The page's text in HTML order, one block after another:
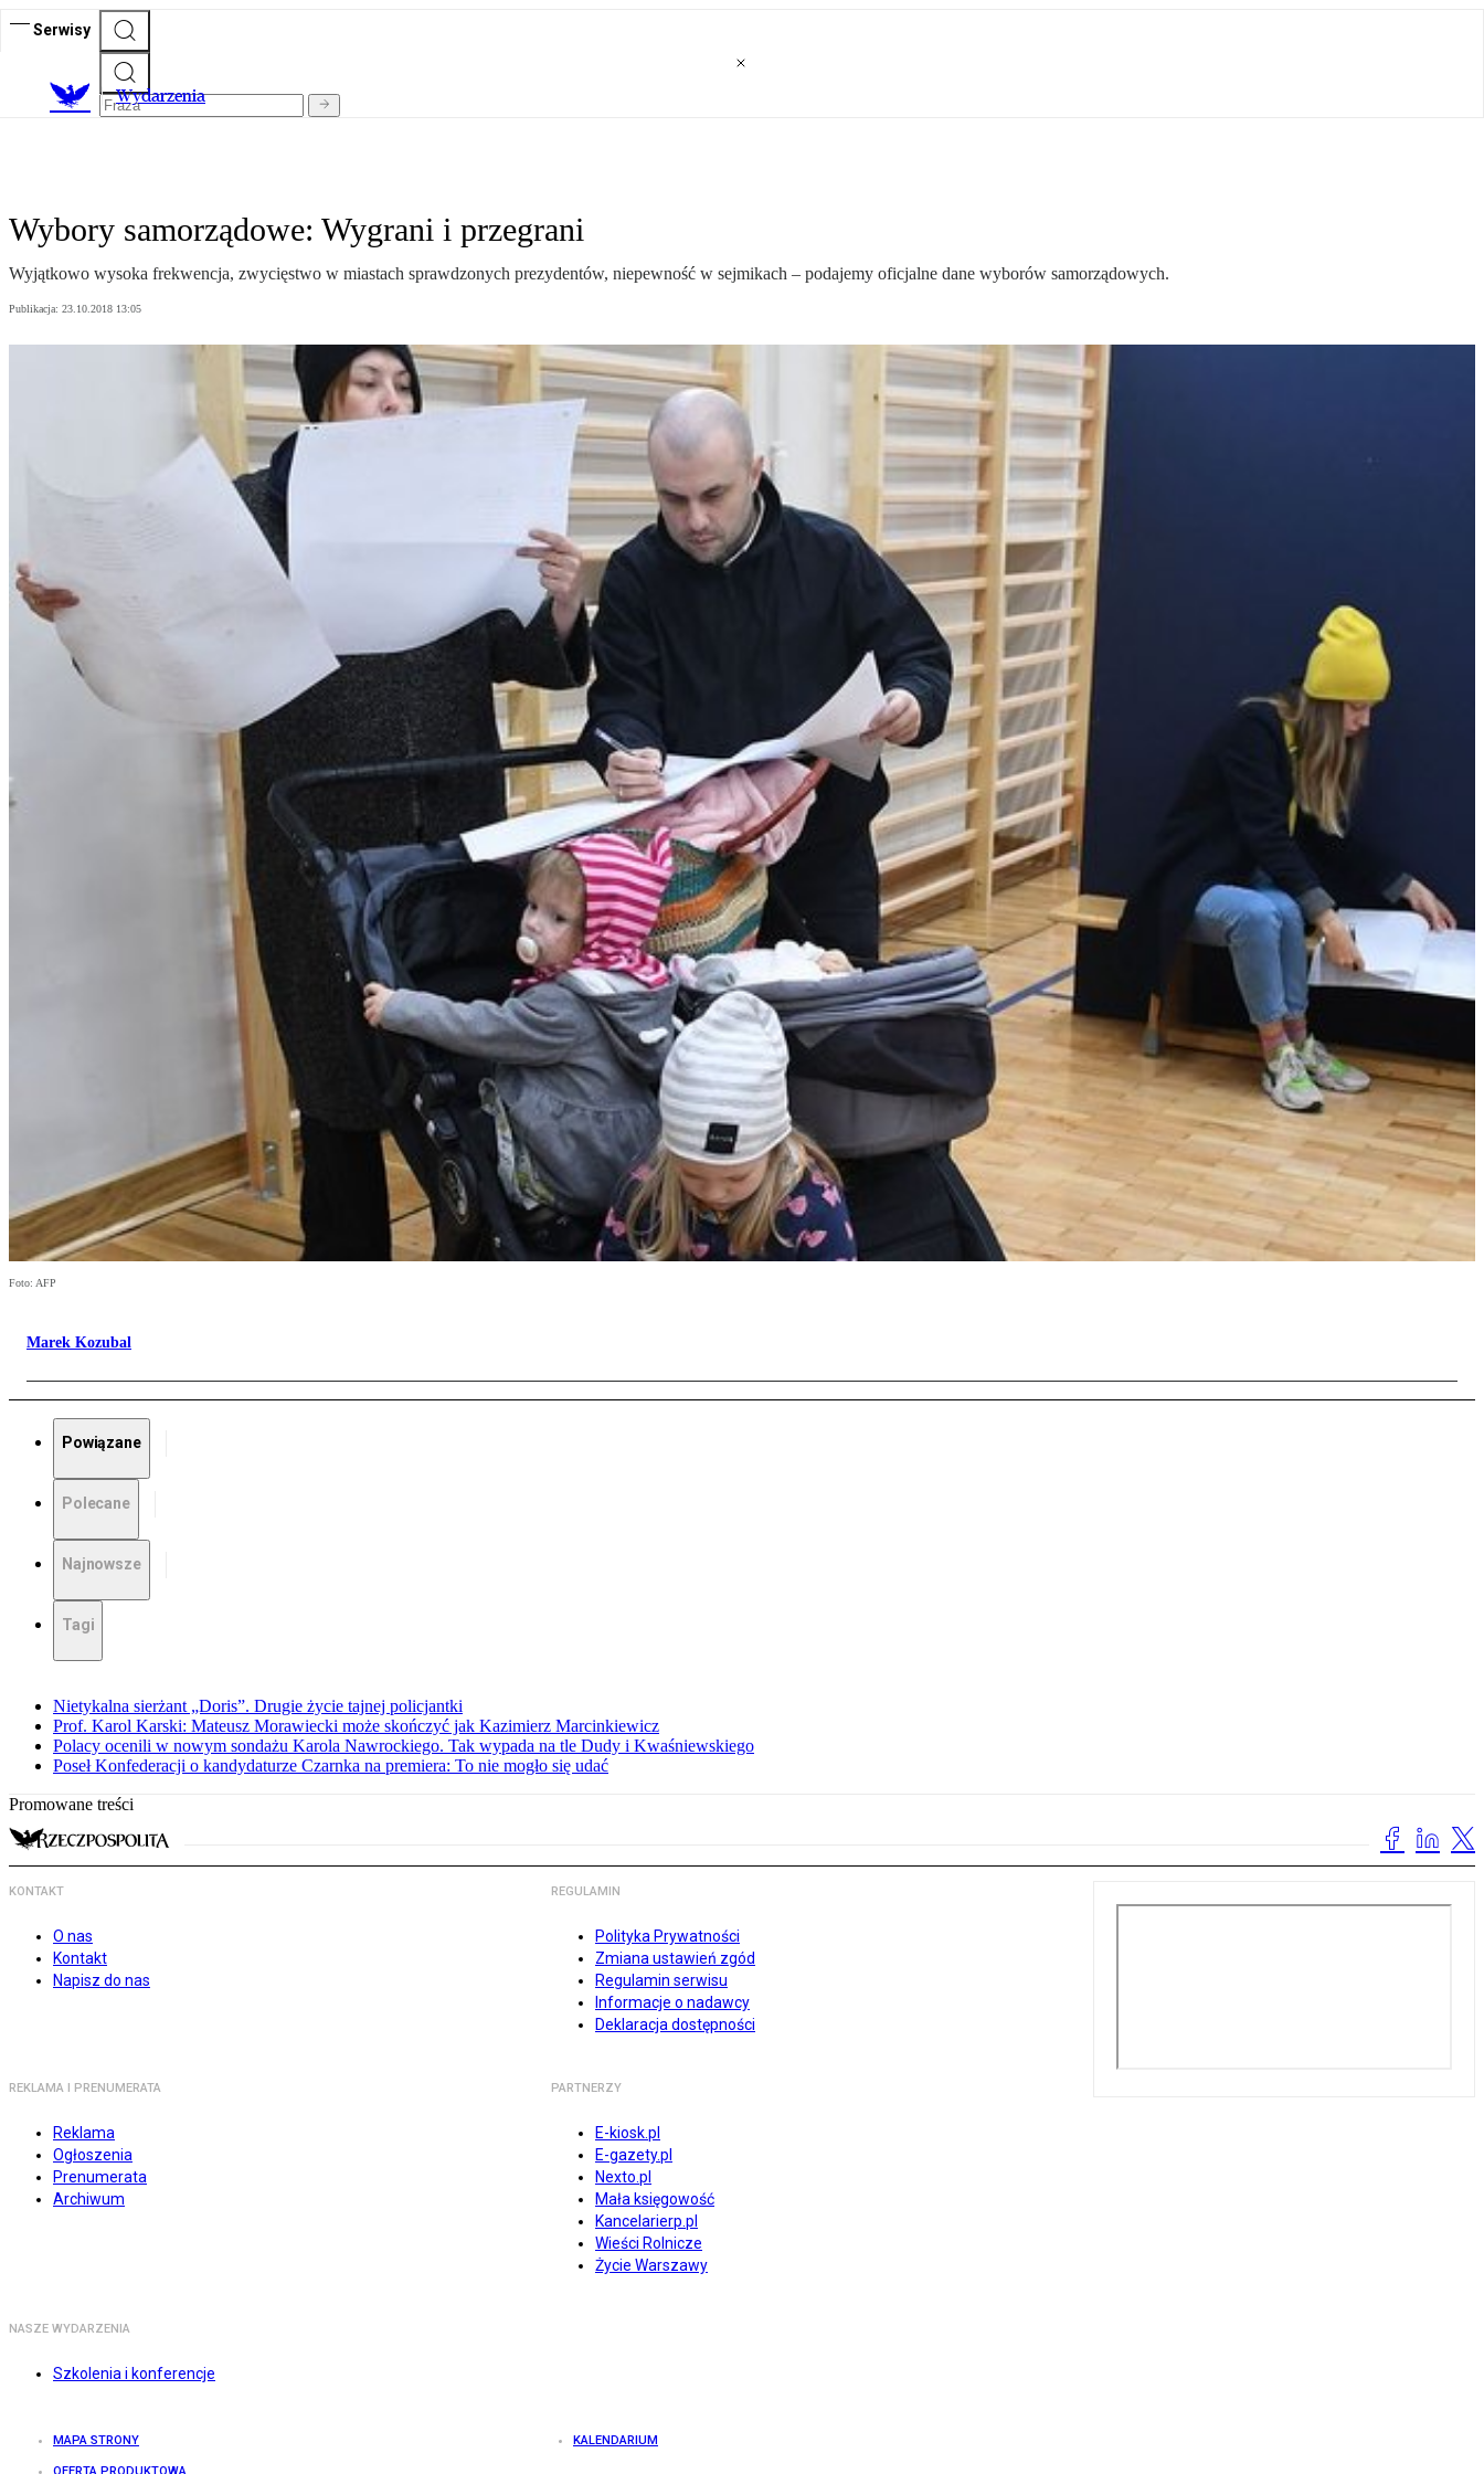
Serwisy
Wydarzenia
Wybory samorządowe: Wygrani i przegrani
Wyjątkowo wysoka frekwencja, zwycięstwo w miastach sprawdzonych prezydentów, niepewność w sejmikach – podajemy oficjalne dane wyborów samorządowych.
Publikacja: 23.10.2018 13:05
Foto: AFP
Marek Kozubal
Powiązane
Polecane
Najnowsze
Tagi
Nietykalna sierżant „Doris”. Drugie życie tajnej policjantki
Prof. Karol Karski: Mateusz Morawiecki może skończyć jak Kazimierz Marcinkiewicz
Polacy ocenili w nowym sondażu Karola Nawrockiego. Tak wypada na tle Dudy i Kwaśniewskiego
Poseł Konfederacji o kandydaturze Czarnka na premiera: To nie mogło się udać
Promowane treści
KONTAKT
O nas
Kontakt
Napisz do nas
REGULAMIN
Polityka Prywatności
Zmiana ustawień zgód
Regulamin serwisu
Informacje o nadawcy
Deklaracja dostępności
REKLAMA I PRENUMERATA
Reklama
Ogłoszenia
Prenumerata
Archiwum
PARTNERZY
E-kiosk.pl
E-gazety.pl
Nexto.pl
Mała księgowość
Kancelarierp.pl
Wieści Rolnicze
Życie Warszawy
NASZE WYDARZENIA
Szkolenia i konferencje
MAPA STRONY KALENDARIUM